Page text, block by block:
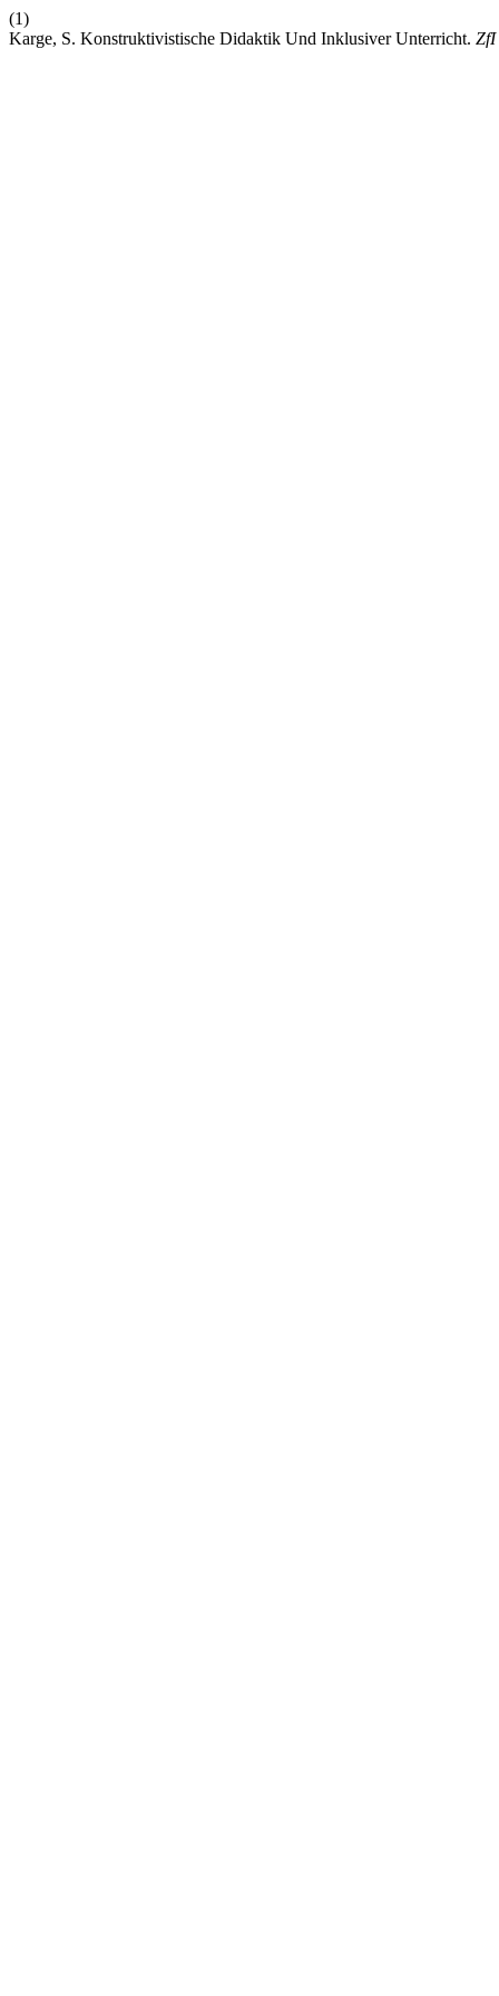
(1)
Karge, S. Konstruktivistische Didaktik Und Inklusiver Unterricht. ZfI